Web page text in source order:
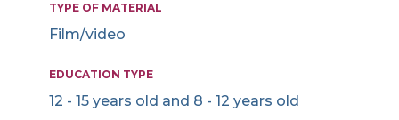
TYPE OF MATERIAL
Film/video
EDUCATION TYPE
12 - 15 years old and 8 - 12 years old